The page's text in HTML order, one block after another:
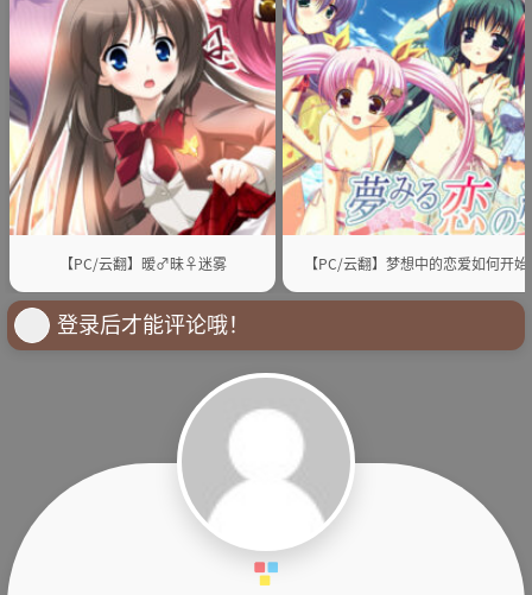
【PC/云翻】暧♂昧♀迷雾 【PC/云翻】梦想中的恋爱如何开始
登录后才能评论哦！